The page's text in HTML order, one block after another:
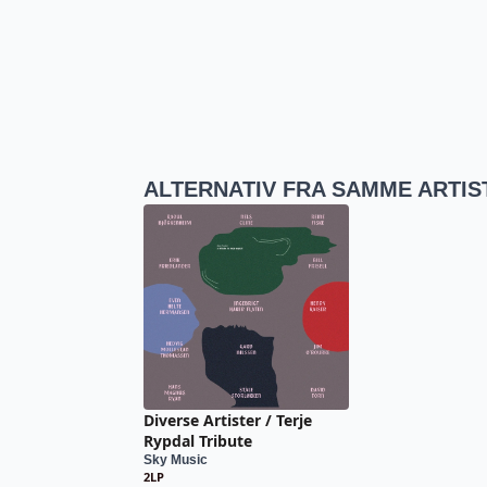
ALTERNATIV FRA SAMME
Diverse Artister / Terje
Rypdal Tribute
Sky Music
2LP